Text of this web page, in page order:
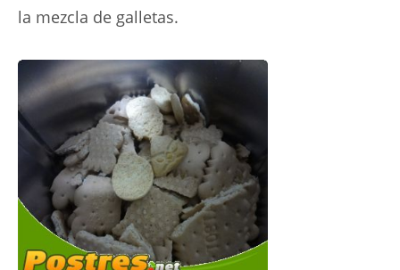
la mezcla de galletas.